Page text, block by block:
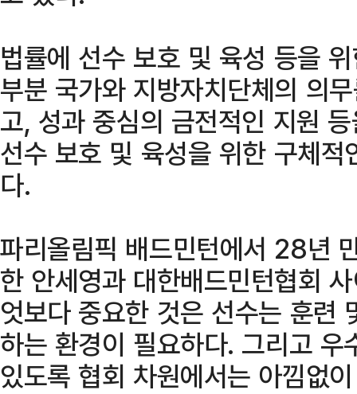
법률에 선수 보호 및 육성 등을
부분 국가와 지방자치단체의 의
고, 성과 중심의 금전적인 지원
선수 보호 및 육성을 위한 구체
다.
파리올림픽 배드민턴에서 28년
한 안세영과 대한배드민턴협회
엇보다 중요한 것은 선수는 훈련
하는 환경이 필요하다. 그리고
있도록 협회 차원에서는 아낌없